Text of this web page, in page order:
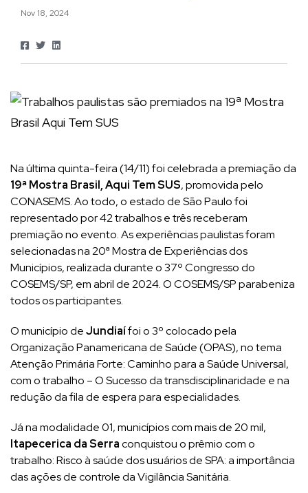
Nov 18, 2024
Na última quinta-feira (14/11) foi celebrada a premiação da
19ª Mostra Brasil, Aqui Tem SUS, promovida pelo
CONASEMS. Ao todo, o estado de São Paulo foi
representado por 42 trabalhos e três receberam
premiação no evento. As experiências paulistas foram
selecionadas na 20ª Mostra de Experiências dos
Municípios, realizada durante o 37º Congresso do
COSEMS/SP, em abril de 2024. O COSEMS/SP parabeniza
todos os participantes.
O município deJundiaífoi o 3º colocado pela
Organização Panamericana de Saúde (OPAS), no tema
Atenção Primária Forte: Caminho para a Saúde Universal,
com o trabalho – O Sucesso da transdisciplinaridade e na
redução da fila de espera para especialidades.
Já na modalidade 01, municípios com mais de 20 mil,
Itapecerica da Serraconquistou o prêmio com o
trabalho: Risco à saúde dos usuários de SPA: a importância
das ações de controle da Vigilância Sanitária.